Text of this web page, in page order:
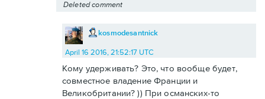
Deleted comment
kosmodesantnick
April 16 2016, 21:52:17 UTC
Кому удерживать? Это, что вообще будет,
совместное владение Франции и
Великобритании? )) При османских-то